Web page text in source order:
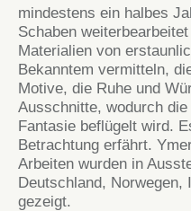
mindestens ein halbes
Schaben
Materialien von
Bekanntem vermitteln,
Motive, die Ruhe und
Ausschnitte, wodurch
Fantasie beflügelt wird.
Betrachtung erfährt.
Arbeiten wurden in
Deutschland, Norwegen,
gezeigt.